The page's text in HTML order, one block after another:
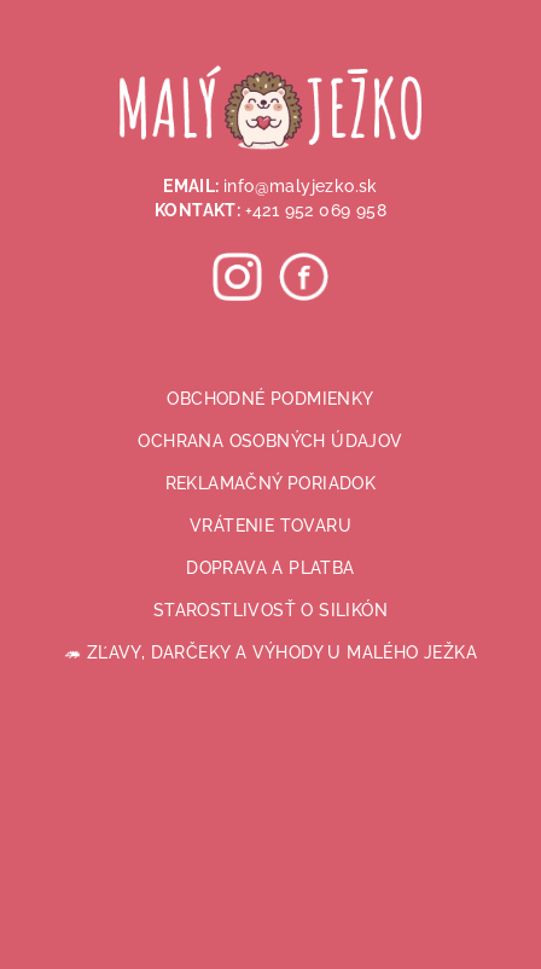
EMAIL: info@malyjezko.sk
KONTAKT: +421 952 069 958
OBCHODNÉ PODMIENKY
OCHRANA OSOBNÝCH ÚDAJOV
REKLAMAČNÝ PORIADOK
VRÁTENIE TOVARU
DOPRAVA A PLATBA
STAROSTLIVOSŤ O SILIKÓN
🦔 ZĽAVY, DARČEKY A VÝHODY U MALÉHO JEŽKA